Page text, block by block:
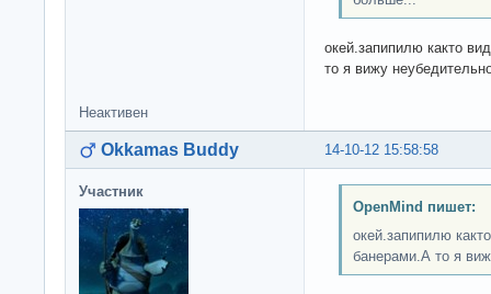
окей.запипилю както
то я вижу
Неактивен
14-10-12 15:58:58
Okkamas Buddy
Участник
OpenMind пишет:
окей.запипилю
банерами.А то я